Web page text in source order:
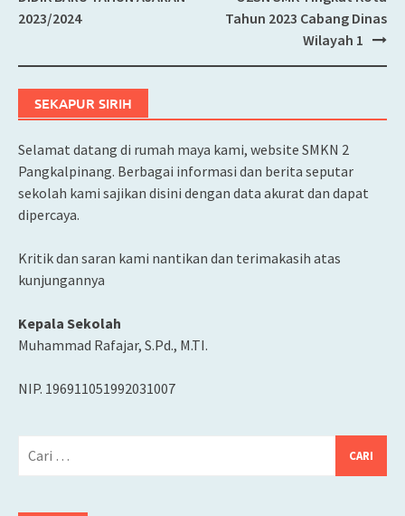
navigation
2023/2024
Tahun 2023 Cabang Dinas
Wilayah 1
SEKAPUR SIRIH
Selamat datang di rumah maya kami, website SMKN 2
Pangkalpinang. Berbagai informasi dan berita seputar
sekolah kami sajikan disini dengan data akurat dan dapat
dipercaya.
Kritik dan saran kami nantikan dan terimakasih atas
kunjungannya
Kepala Sekolah
Muhammad Rafajar, S.Pd., M.TI.
NIP. 196911051992031007